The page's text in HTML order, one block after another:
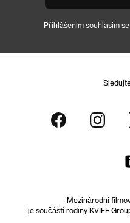
Přihlášením souhlasím se
Mezinárodní
je součástí rodiny KVIFF